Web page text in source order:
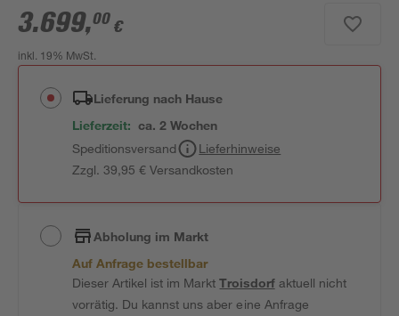
3.699,00 €
inkl. 19% MwSt.
Lieferung nach Hause
Lieferzeit: ca. 2 Wochen
Speditionsversand
Lieferhinweise
Zzgl. 39,95 € Versandkosten
Abholung im Markt
Auf Anfrage bestellbar
Dieser Artikel ist im MarktTroisdorfaktuell nicht
vorrätig. Du kannst uns aber eine Anfrage